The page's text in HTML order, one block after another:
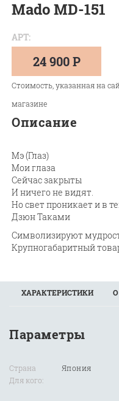
Mado MD-151
АРТ:
24 900 Р
Стоимость, указанная на
магазине
Описание
Мэ (Глаз)
Мои глаза
Сейчас закрыты
И ничего не видят.
Но свет проникает и в
Дзюн Таками
Символизируют
Крупногабаритный
ХАРАКТЕРИСТИКИ
Параметры
Страна
Для кого:
Япония